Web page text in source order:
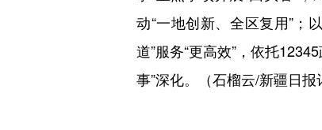
动“一地创新、全区复用”；
道”服务“更高效”，依托
事”深化。（石榴云/新疆日报